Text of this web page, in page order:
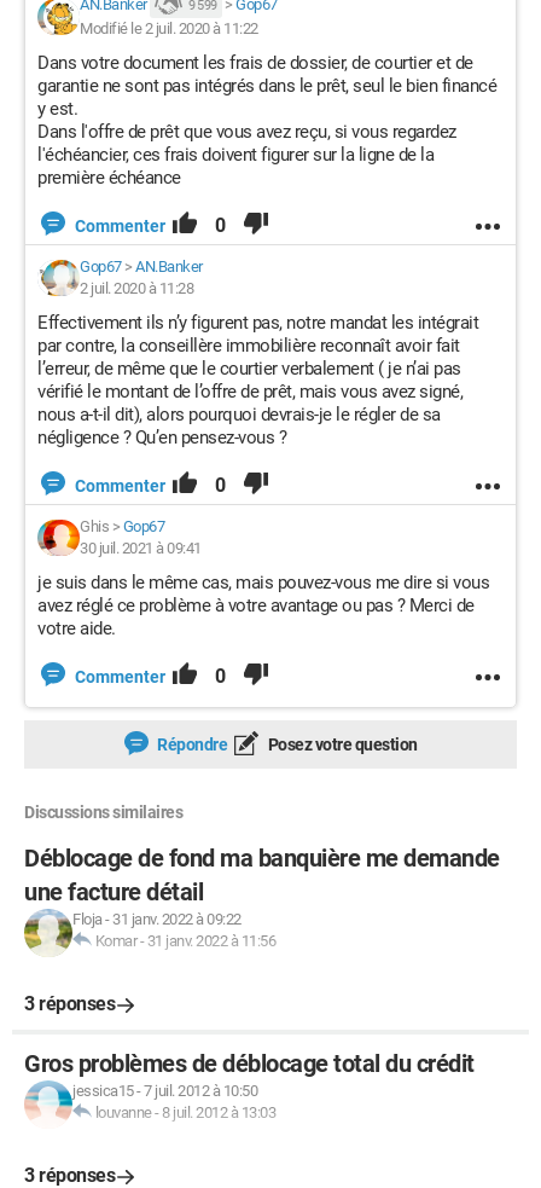
AN.Banker 9 599 > Gop67
Modifié le 2 juil. 2020 à 11:22
Dans votre document les frais de dossier, de courtier et de
garantie ne sont pas intégrés dans le prêt, seul le bien financé
y est.
Dans l'offre de prêt que vous avez reçu, si vous regardez
l'échéancier, ces frais doivent figurer sur la ligne de la
première échéance
Commenter 0
Gop67> AN.Banker
2 juil. 2020 à 11:28
Effectivement ils n’y figurent pas, notre mandat les intégrait
par contre, la conseillère immobilière reconnaît avoir fait
l’erreur, de même que le courtier verbalement ( je n’ai pas
vérifié le montant de l’offre de prêt, mais vous avez signé,
nous a-t-il dit), alors pourquoi devrais-je le régler de sa
négligence ? Qu’en pensez-vous ?
Commenter 0
Ghis > Gop67
30 juil. 2021 à 09:41
je suis dans le même cas, mais pouvez-vous me dire si vous
avez réglé ce problème à votre avantage ou pas ? Merci de
votre aide.
Commenter 0
Répondre Posez votre question
Discussions similaires
Déblocage de fond ma banquière me demande
une facture détail
Floja - 31 janv. 2022 à 09:22
Komar- 31 janv. 2022 à 11:56
3 réponses
Gros problèmes de déblocage total du crédit
jessica15-7 juil. 2012 à 10:50
louvanne- 8 juil. 2012 à 13:03
3 réponses